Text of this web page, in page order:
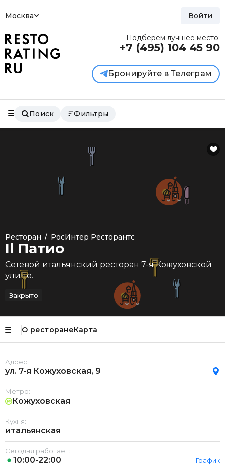
Москва Войти
Подберём лучшее место:
+7 (495) 104 45 90
Бронируйте в Телеграм
Поиск Фильтры
Ресторан / РосИнтер Ресторантс
Il Патио
Сетевой итальянский ресторан 7-я Кожуховской
улице.
Закрыто
О ресторанеКарта
Адрес:
ул. 7-я Кожуховская, 9
Метро:
Кожуховская
Кухня:
итальянская
Сегодня работает:
10:00-22:00 График